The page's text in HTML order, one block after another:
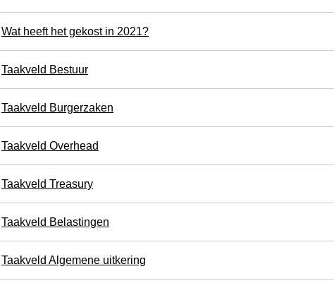
Wat heeft het gekost in 2021?
Taakveld Bestuur
Taakveld Burgerzaken
Taakveld Overhead
Taakveld Treasury
Taakveld Belastingen
Taakveld Algemene uitkering